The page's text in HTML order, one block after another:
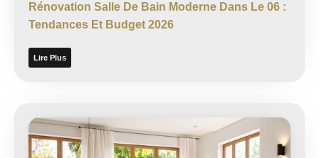
Rénovation Salle De Bain Moderne Dans Le 06 :
Tendances Et Budget 2026
Lire Plus